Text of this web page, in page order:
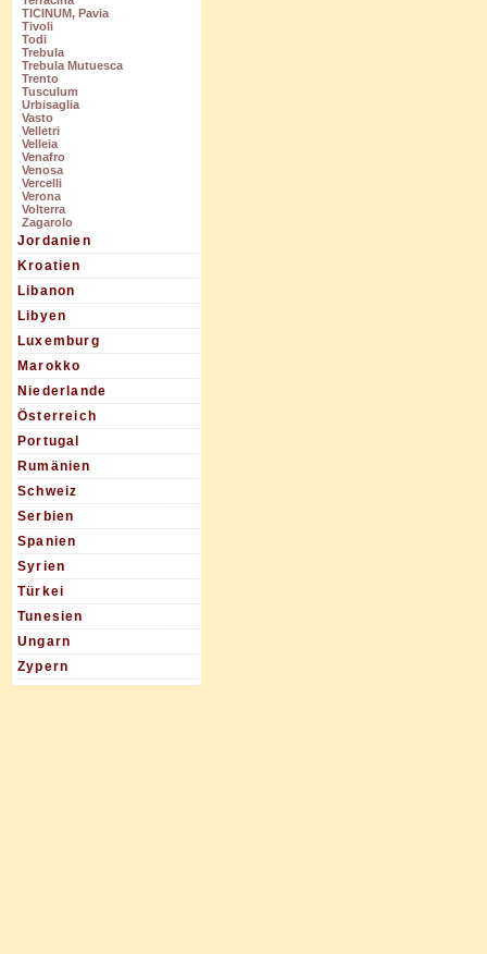
TICINUM, Pavia
Tivoli
Todi
Trebula
Trebula Mutuesca
Trento
Tusculum
Urbisaglia
Vasto
Velletri
Velleia
Venafro
Venosa
Vercelli
Verona
Volterra
Zagarolo
Jordanien
Kroatien
Libanon
Libyen
Luxemburg
Marokko
Niederlande
Österreich
Portugal
Rumänien
Schweiz
Serbien
Spanien
Syrien
Türkei
Tunesien
Ungarn
Zypern